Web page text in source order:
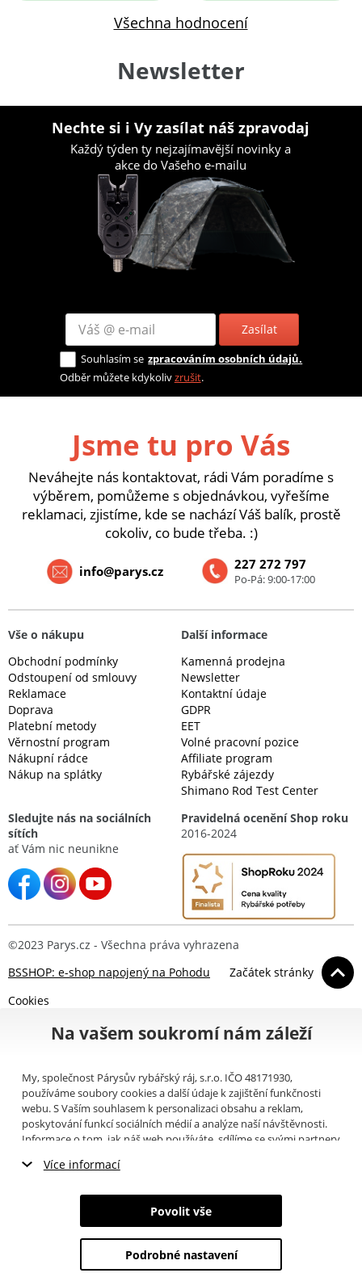
Všechna hodnocení
Newsletter
Nechte si i Vy zasílat náš zpravodaj
Každý týden ty nejzajímavější novinky a
akce do Vašeho e-mailu
Zasílat
Souhlasím se zpracováním osobních údajů.
Odběr můžete kdykolivzrušit.
Jsme tu pro Vás
Neváhejte nás kontaktovat, rádi Vám poradíme s
výběrem, pomůžeme s objednávkou, vyřešíme
reklamaci, zjistíme, kde se nachází Váš balík, prostě
cokoliv, co bude třeba. :)
227 272 797
Po-Pá: 9:00-17:00
info@parys.cz
Vše o nákupu
Obchodní podmínky
Odstoupení od smlouvy
Reklamace
Doprava
Platební metody
Věrnostní program
Nákupní rádce
Nákup na splátky
Další informace
Kamenná prodejna
Newsletter
Kontaktní údaje
GDPR
EET
Volné pracovní pozice
Affiliate program
Rybářské zájezdy
Shimano Rod Test Center
Sledujte nás na sociálních
sítích
ať Vám nic neunikne
Pravidelná ocenění Shop roku
2016-2024
©2023 Parys.cz - Všechna práva vyhrazena
BSSHOP: e-shop napojený na Pohodu
Začátek stránky
Cookies
Na vašem soukromí nám záleží
My, společnost Párysův rybářský ráj, s.r.o. IČO 48171930,
používáme soubory cookies a další údaje k zajištění funkčnosti
webu. S Vaším souhlasem k personalizaci obsahu a reklam,
poskytování funkcí sociálních médií a analýze naší návštěvnosti.
Informace o tom, jak náš web používáte, sdílíme se svými partnery
můžete přečíst, jak tyto informace Google používá. Partneři tyto
poskytli nebo které získali v důsledku toho, že používáte jejich
služby. Tyto údaje zahrnují cookies, data z dalších úložišť, IP
adresu a další informace spojené s prohlížením webu. Svůj souhlas
Více informací
Nezbytné cookies
Marketingové cookies
Analytické cookies
Povolit vše
Podrobné nastavení